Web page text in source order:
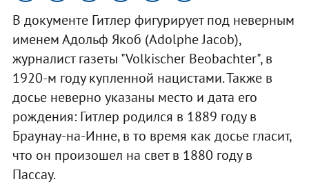
В документе Гитлер фигурирует под неверным
именем Адольф Якоб (Adolphe Jacob),
журналист газеты "Volkischer Beobachter", в
1920-м году купленной нацистами. Также в
досье неверно указаны место и дата его
рождения: Гитлер родился в 1889 году в
Браунау-на-Инне, в то время как досье гласит,
что он произошел на свет в 1880 году в
Пассау.